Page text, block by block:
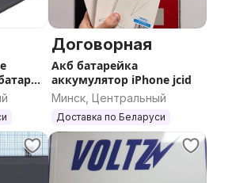
Договорная
Акб батарейка
аккумулятор iPhone jcid
Минск, Центральный
Доставка по Беларуси